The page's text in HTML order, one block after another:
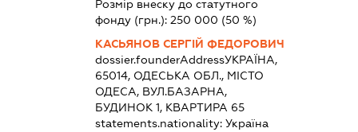
Розмір внеску до статутного
фонду (грн.):250 000 (50 %)
КАСЬЯНОВ СЕРГІЙ ФЕДОРОВИЧ
dossier.founderAddressУКРАЇНА,
65014, ОДЕСЬКА ОБЛ., МІСТО
ОДЕСА, ВУЛ.БАЗАРНА,
БУДИНОК 1, КВАРТИРА 65
statements.nationality:Україна